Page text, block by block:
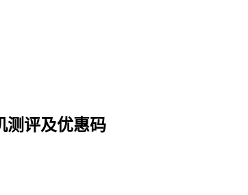
测评及优惠码